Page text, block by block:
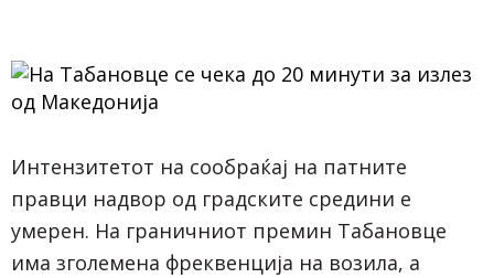
Интензитетот на сообраќај на патните
правци надвор од градските средини е
умерен. На граничниот премин Табановце
има зголемена фреквенција на возила, а